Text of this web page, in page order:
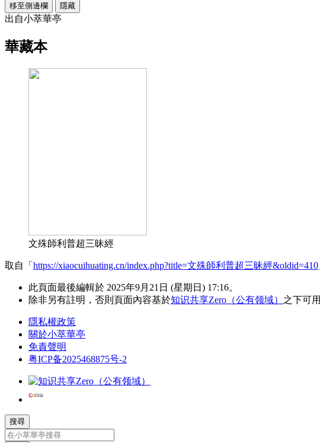
移至側邊欄 隱藏
出自小萃華亭
華藏本
文殊師利普超三昧經
取自「 https://xiaocuihuating.cn/index.php?title=文殊師利普超三昧經&oldid=410
此頁面最後編輯於 2025年9月21日 (星期日) 17:16。
除非另有註明，否則頁面內容基於知识共享Zero（公有领域） 之下可用
隱私權政策
關於小萃華亭
免責聲明
粤ICP备2025468875号-2
搜尋